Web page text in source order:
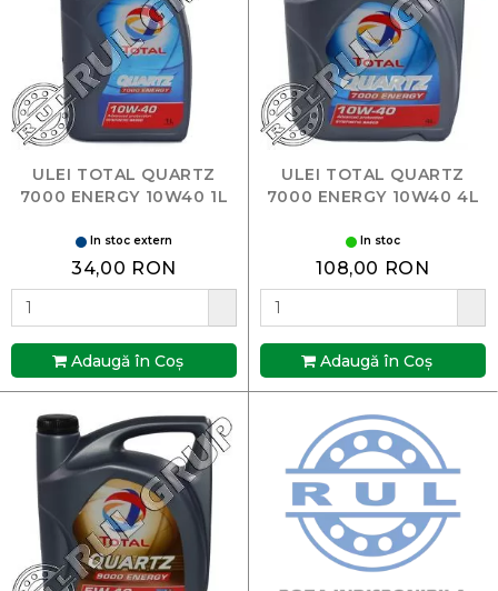
ULEI TOTAL QUARTZ
7000 ENERGY 10W40 1L
In stoc extern
34,00 RON
Adaugă în Coş
ULEI TOTAL QUARTZ
7000 ENERGY 10W40 4L
In stoc
108,00 RON
Adaugă în Coş